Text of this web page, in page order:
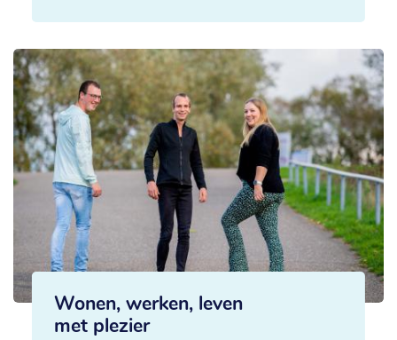
Wonen, werken, leven
met plezier